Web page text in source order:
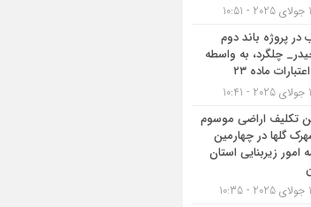
در پروژه باند دوم
چلگرد، به واسطه
ماده ۲۳
تکلیف اراضی موسوم
گلها در چهارمین
امور زیربنایی استان